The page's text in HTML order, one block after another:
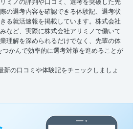
の選考内容を確認できる体験記、選考状
る就活速報を掲載しています。株式会社
など、実際に株式会社アリミノで働いて
理解を深められるだけでなく、先輩の体
かんで効率的に選考対策を進めることが
新の口コミや体験記をチェックしましょ